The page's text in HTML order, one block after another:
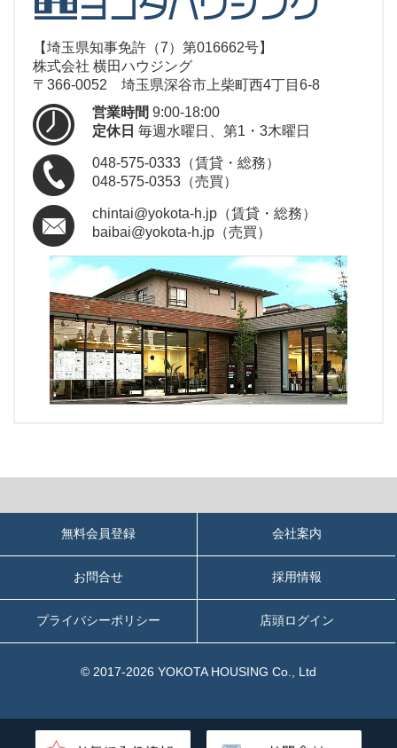
【埼玉県知事免許（7）第016662号】
株式会社 横田ハウジング
〒366-0052 埼玉県深谷市上柴町西4丁目6-8
営業時間 9:00-18:00
定休日 毎週水曜日、第1・3木曜日
048-575-0333（賃貸・総務）
048-575-0353（売買）
chintai@yokota-h.jp（賃貸・総務）
baibai@yokota-h.jp（売買）
無料会員登録 会社案内
お問合せ 採用情報
プライバシーポリシー 店頭ログイン
© 2017-2026 YOKOTA HOUSING Co., Ltd